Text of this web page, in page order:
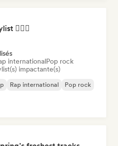
❤️‍🔥🔞
internationalPop rock
impactante(s)
Rap international
Pop rock